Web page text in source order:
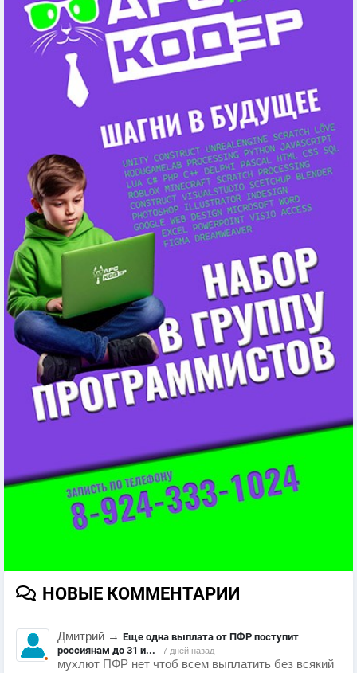
НОВЫЕ КОММЕНТАРИИ
Дмитрий → Еще одна выплата от ПФР поступит
россиянам до 31 и...
7 дней назад
мухлют ПФР нет чтоб всем выплатить без всякий